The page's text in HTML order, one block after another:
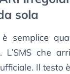
sola
è semplice
L’SMS che
Il testo